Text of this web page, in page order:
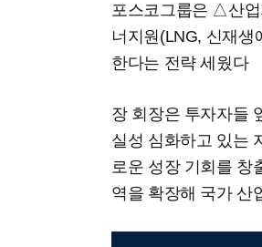
포스코그룹은 △산
너지원(LNG, 신재생
한다는 전략 세웠다
장 회장은 투자자들
실성 심화하고 있는
로운 성장 기회를 창
역을 확장해 국가 산